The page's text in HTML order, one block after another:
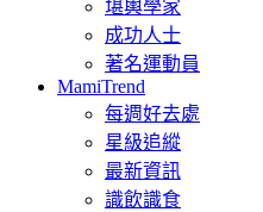
堪輿學家
成功人士
著名運動員
MamiTrend
每週好去處
星級追縱
最新資訊
識飲識食